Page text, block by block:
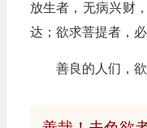
放生者，无病兴财
达；欲求菩提者，
善良的人们，